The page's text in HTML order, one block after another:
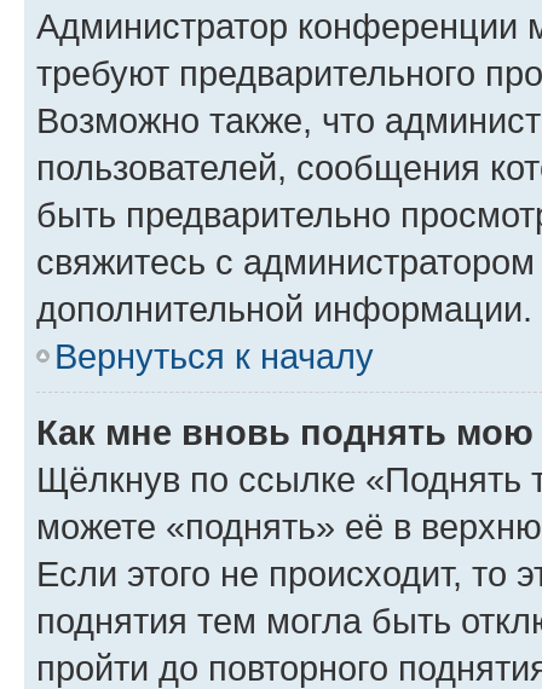
Администратор конференции
требуют предварительного
Возможно также, что
пользователей, сообщения
быть предварительно
свяжитесь с
дополнительной информации.
Вернуться к началу
Как мне вновь поднять мою
Щёлкнув по ссылке «Поднять
можете «поднять» её в
Если этого не происходит, то
поднятия тем могла быть
пройти до повторного